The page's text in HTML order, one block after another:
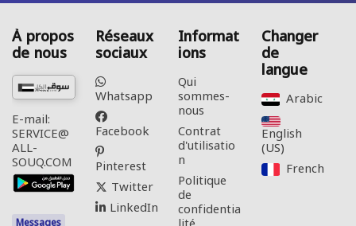
À propos
de nous
E-mail:
SERVICE@
ALL-
SOUQ.COM
Réseaux
sociaux
Whatsapp
Facebook
Pinterest
Twitter
LinkedIn
Informat
ions
Qui
sommes-
nous
Contrat
d'utilisatio
n
Politique
de
confidentia
Changer
de
langue
Arabic‎
English
(US)‎
French‎